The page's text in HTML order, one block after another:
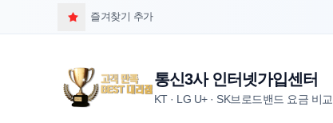
즐겨찾기 추가
통신3사 인터넷가입센터
KT · LG U+ · SK브로드밴드 요금 비교